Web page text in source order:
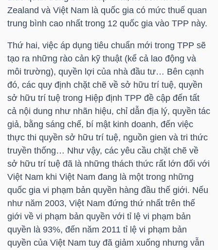
Zealand và Việt Nam là quốc gia có mức thuế quan
trung bình cao nhất trong 12 quốc gia vào TPP này.
Thứ hai, việc áp dụng tiêu chuẩn mới trong TPP sẽ
tạo ra những rào cản kỹ thuật (kể cả lao động và
môi trường), quyền lợi của nhà đầu tư… Bên cạnh
đó, các quy định chặt chẽ về sở hữu trí tuệ, quyền
sở hữu trí tuệ trong Hiệp định TPP đề cập đến tất
cả nội dung như nhãn hiệu, chỉ dẫn địa lý, quyền tác
giả, bằng sáng chế, bí mật kinh doanh, đến việc
thực thi quyền sở hữu trí tuệ, nguồn gien và tri thức
truyền thống… Như vậy, các yêu cầu chặt chẽ về
sở hữu trí tuệ đã là những thách thức rất lớn đối với
Việt Nam khi Việt Nam đang là một trong những
quốc gia vi phạm bản quyền hàng đầu thế giới. Nếu
như năm 2003, Việt Nam đứng thứ nhất trên thế
giới về vi phạm bản quyền với tỉ lệ vi phạm bản
quyền là 93%, đến năm 2011 tỉ lệ vi phạm bản
quyền của Việt Nam tuy đã giảm xuống nhưng vẫn
LIỆU
CÔNG
NGHIỆP
TIÊU
DÙNG
KHÔNG
THIẾT